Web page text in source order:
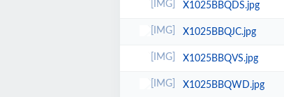
X1025BBQDS.jpg
X1025BBQJC.jpg
X1025BBQVS.jpg
X1025BBQWD.jpg